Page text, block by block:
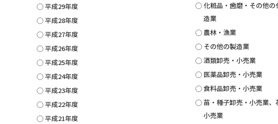
平成29年度
平成28年度
平成27年度
平成26年度
平成25年度
平成24年度
平成23年度
平成22年度
平成21年度
化粧品・歯磨・その他の
造業
農林・漁業
その他の製造業
酒類卸売・小売業
医薬品卸売・小売業
食料品卸売・小売業
苗・種子卸売・小売業、
小売業